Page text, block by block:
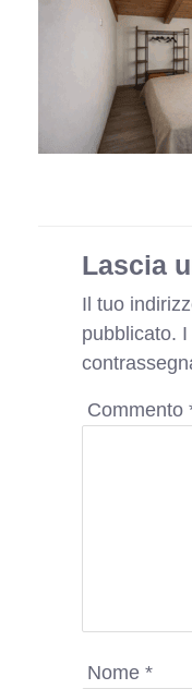
Lascia
Il tuo
pubblicato.
Commento
Nome *